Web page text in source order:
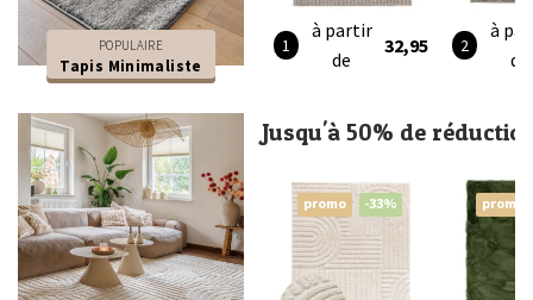
POPULAIRE
Tapis Minimaliste
à partir
de
32,95
à
de
Jusqu'à 50% de
promo -33% promo